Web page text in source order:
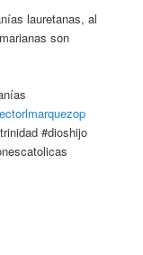
lauretanas, al
son
#dioshijo